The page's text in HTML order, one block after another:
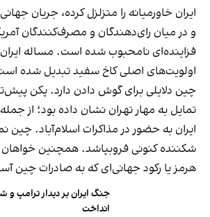
ایران خاورمیانه را متزلزل کرده، جریان
و در میان رای‌دهندگان و مصرف‌کنندگان
فزاینده‌ای نامحبوب شده است. مساله ایران
اولویت‌های اصلی کاخ سفید تبدیل شده
چین دلایلی برای گوش دادن دارد. پکن
تمایل به مهار تهران نشان داده بود؛ از
ایران به حضور در مذاکرات اسلام‌آباد.
شکننده کنونی فروبپاشد. همچنین
هرمز یا رکود جهانی‌ای که به صادرات چین
جنگ ایران بر دیدار ترامپ و
انداخت